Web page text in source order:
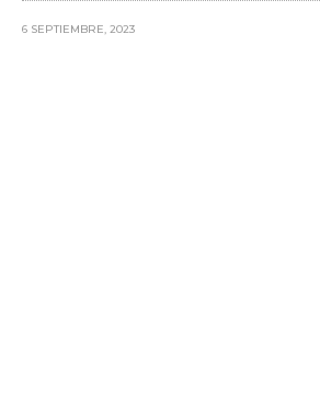
6 SEPTIEMBRE, 2023